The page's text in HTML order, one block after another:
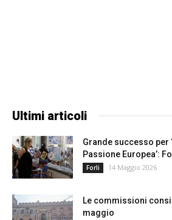
Ultimi articoli
Grande successo per
Passione Europea’:
Forli 14 Maggio 2026
Le commissioni
maggio